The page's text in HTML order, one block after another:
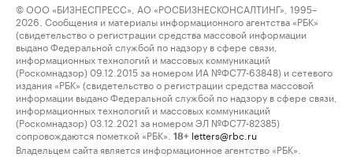
© ООО «БИЗНЕСПРЕСС», АО «РОСБИЗНЕСКОНСАЛТИНГ», 1995–
2026. Сообщения и материалы информационного агентства «РБК»
(свидетельство о регистрации средства массовой информации
выдано Федеральной службой по надзору в сфере связи,
информационных технологий и массовых коммуникаций
(Роскомнадзор) 09.12.2015 за номером ИА №ФС77-63848) и сетевого
издания «РБК» (свидетельство о регистрации средства массовой
информации выдано Федеральной службой по надзору в сфере связи,
информационных технологий и массовых коммуникаций
(Роскомнадзор) 03.12.2021 за номером ЭЛ №ФС77-82385)
сопровождаются пометкой «РБК».
18+ letters@rbc.ru
Владельцем сайта является информационное агентство «РБК».